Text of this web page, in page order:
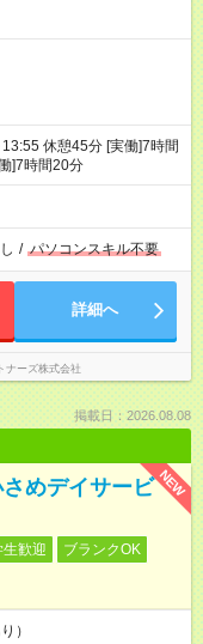
休憩45分 [実働]7時間
]7時間20分
/ パソコンスキル不要
詳細へ
ナーズ株式会社
掲載日：2026.08.08
NEW
めデイサービ
生歓迎
ブランクOK
）